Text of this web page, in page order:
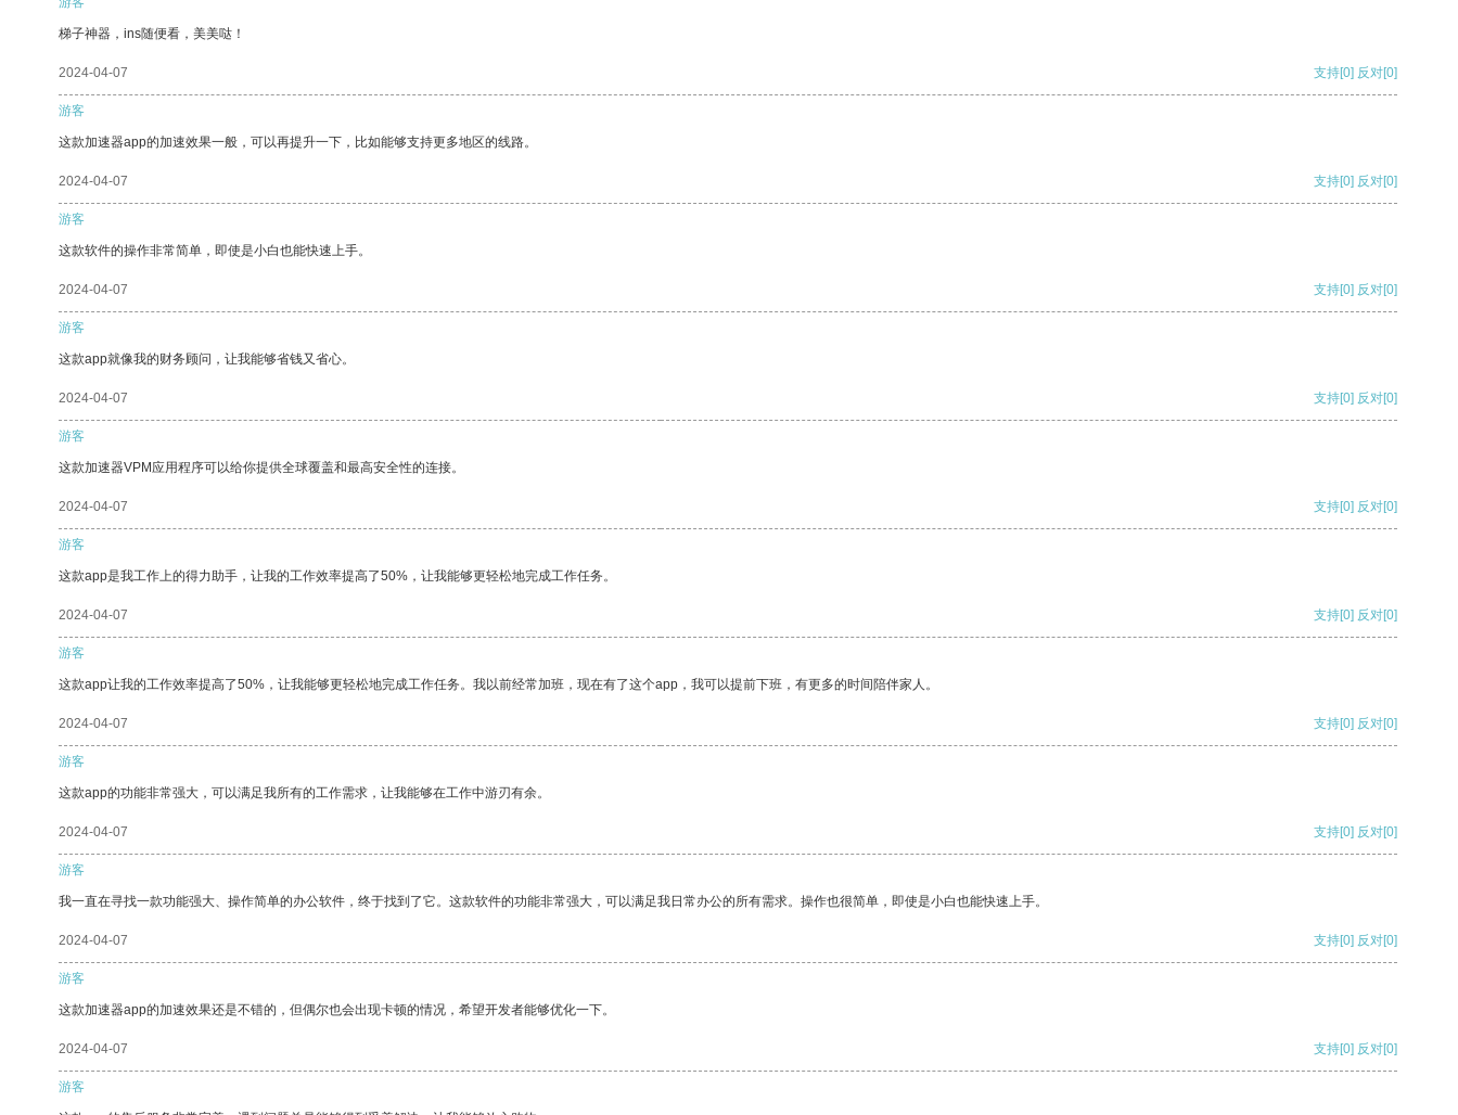
梯子神器，ins随便看，美美哒！
2024-04-07 支持[0] 反对[0]
游客
这款加速器app的加速效果一般，可以再提升一下，比如能够支持更多地区的线路。
2024-04-07 支持[0] 反对[0]
游客
这款软件的操作非常简单，即使是小白也能快速上手。
2024-04-07 支持[0] 反对[0]
游客
这款app就像我的财务顾问，让我能够省钱又省心。
2024-04-07 支持[0] 反对[0]
游客
这款加速器VPM应用程序可以给你提供全球覆盖和最高安全性的连接。
2024-04-07 支持[0] 反对[0]
游客
这款app是我工作上的得力助手，让我的工作效率提高了50%，让我能够更轻松地完成工作任务。
2024-04-07 支持[0] 反对[0]
游客
这款app让我的工作效率提高了50%，让我能够更轻松地完成工作任务。我以前经常加班，现在有了这个app，我可以提前下班，有更多的时间陪伴家人。
2024-04-07 支持[0] 反对[0]
游客
这款app的功能非常强大，可以满足我所有的工作需求，让我能够在工作中游刃有余。
2024-04-07 支持[0] 反对[0]
游客
我一直在寻找一款功能强大、操作简单的办公软件，终于找到了它。这款软件的功能非常强大，可以满足我日常办公的所有需求。操作也很简单，即使是小白也能快速上手。
2024-04-07 支持[0] 反对[0]
游客
这款加速器app的加速效果还是不错的，但偶尔也会出现卡顿的情况，希望开发者能够优化一下。
2024-04-07 支持[0] 反对[0]
游客